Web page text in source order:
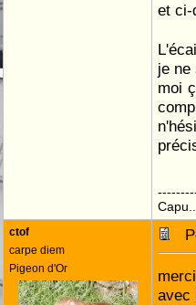
et ci-
je ne
moi
ctof
carpe diem
Pigeon d'Or
avec